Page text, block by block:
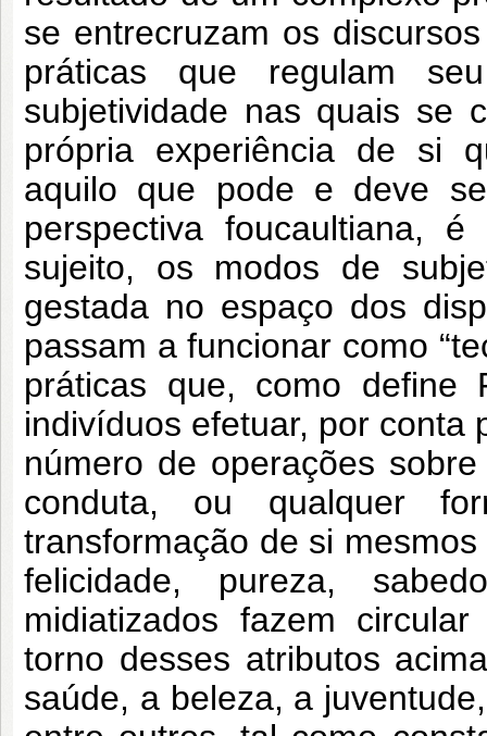
se entrecruzam os
práticas que regulam
subjetividade nas quais se
própria experiência de si
aquilo que pode e deve
perspectiva foucaultiana,
sujeito, os modos de
gestada no espaço dos
passam a funcionar como
práticas que, como define
indivíduos efetuar, por conta
número de operações
conduta, ou qualquer
transformação de si
felicidade, pureza,
midiatizados fazem
torno desses atributos
saúde, a beleza, a